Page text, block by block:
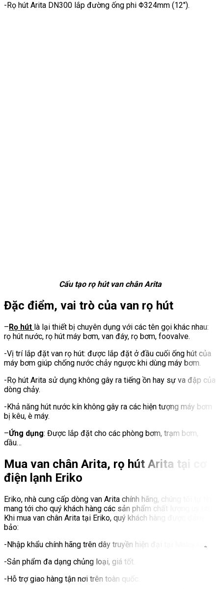
-Rọ hút Arita DN300 lắp đường ống phi Φ324mm (12″).
Cấu tạo rọ hút van chân Arita
Đặc điểm, vai trò của van rọ hút
–Rọ hút là lại thiết bị chuyên dụng với các tên gọi khác nhau:
rọ hút nước, rọ hút máy bơm, van đáy, rọ bơm, foovalve.
-Vị trí lắp đặt van rọ hút: được lắp đặt ở đầu cuối ống hút của
máy bơm giúp chống nước chảy ngược khi dùng máy bơm.
-Rọ hút Arita sử dụng không gây ra tiếng ồn hay sự va đập của
dòng chảy.
-Khả năng hút nước kín không gây ra các hiện tượng máy bơm
bị kêu, è máy.
–Ứng dụng: Được lắp đặt cho các phòng bơm, trạm bơm,
dầu…
Mua van chân Arita, rọ hút Arita tại cơ
điện lạnh Eriko
Eriko, nhà cung cấp dòng van Arita chính hãng, chúng tôi tự tin
mang tới cho quý khách hàng các sản phẩm chất lượng uy tín.
Khi mua van chân Arita tại Eriko, quý khách hàng được đảm
bảo:
-Nhập khẩu chính hãng trên dây truyền hiện đại tại Malaysia.
-Sản phẩm đa dạng chủng loại, giá tốt.
-Hỗ trợ giao hàng tận nơi trên toàn quốc.